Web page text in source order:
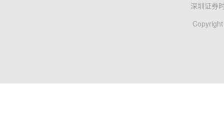
深圳证券